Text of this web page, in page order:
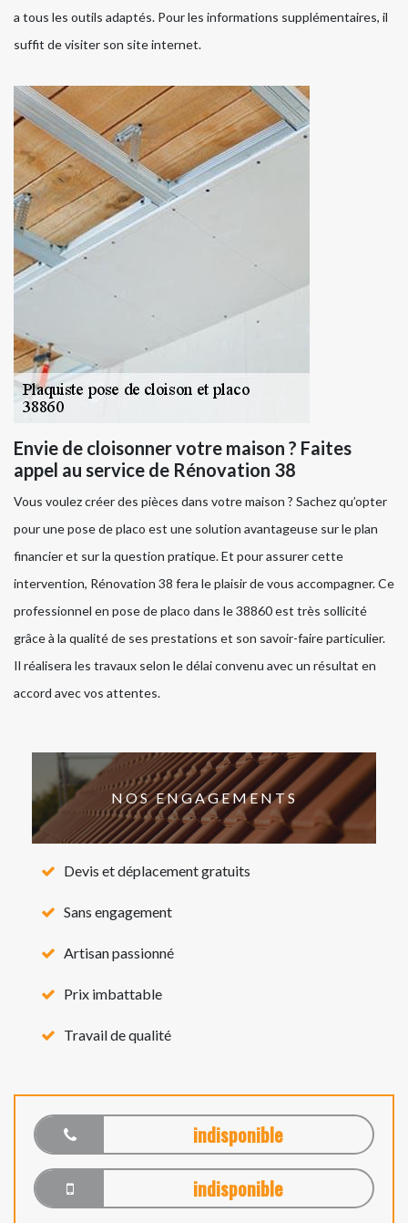
a tous les outils adaptés. Pour les informations supplémentaires, il
suffit de visiter son site internet.
Envie de cloisonner votre maison ? Faites
appel au service de Rénovation 38
Vous voulez créer des pièces dans votre maison ? Sachez qu’opter
pour une pose de placo est une solution avantageuse sur le plan
financier et sur la question pratique. Et pour assurer cette
intervention, Rénovation 38 fera le plaisir de vous accompagner. Ce
professionnel en pose de placo dans le 38860 est très sollicité
grâce à la qualité de ses prestations et son savoir-faire particulier.
Il réalisera les travaux selon le délai convenu avec un résultat en
accord avec vos attentes.
NOS ENGAGEMENTS
Devis et déplacement gratuits
Sans engagement
Artisan passionné
Prix imbattable
Travail de qualité
indisponible
indisponible